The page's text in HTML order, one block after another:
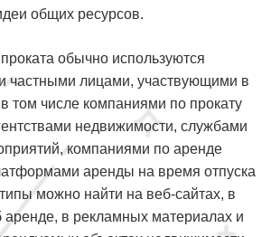
общих ресурсов.
обычно используются
частными лицами, участвующими в
том числе компаниями по прокату
недвижимости, службами
компаниями по аренде
аренды на время отпуска
можно найти на веб-сайтах, в
аренде, в рекламных материалах и